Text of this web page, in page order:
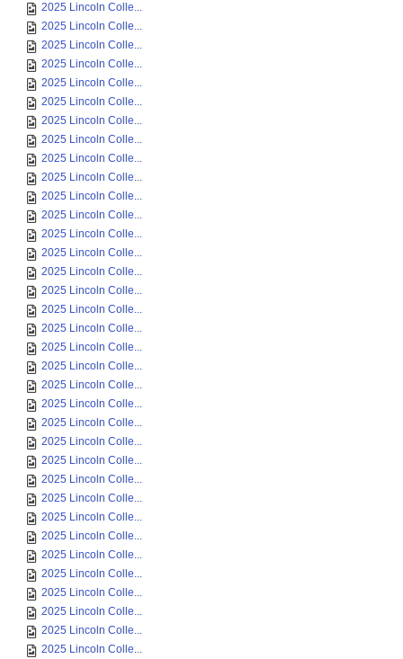
2025 Lincoln Colle...
2025 Lincoln Colle...
2025 Lincoln Colle...
2025 Lincoln Colle...
2025 Lincoln Colle...
2025 Lincoln Colle...
2025 Lincoln Colle...
2025 Lincoln Colle...
2025 Lincoln Colle...
2025 Lincoln Colle...
2025 Lincoln Colle...
2025 Lincoln Colle...
2025 Lincoln Colle...
2025 Lincoln Colle...
2025 Lincoln Colle...
2025 Lincoln Colle...
2025 Lincoln Colle...
2025 Lincoln Colle...
2025 Lincoln Colle...
2025 Lincoln Colle...
2025 Lincoln Colle...
2025 Lincoln Colle...
2025 Lincoln Colle...
2025 Lincoln Colle...
2025 Lincoln Colle...
2025 Lincoln Colle...
2025 Lincoln Colle...
2025 Lincoln Colle...
2025 Lincoln Colle...
2025 Lincoln Colle...
2025 Lincoln Colle...
2025 Lincoln Colle...
2025 Lincoln Colle...
2025 Lincoln Colle...
2025 Lincoln Colle...